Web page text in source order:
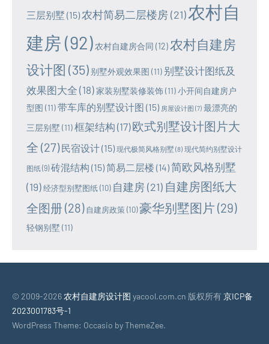
三层别墅 (15)农村简易二层楼房(21)农村自
建房 (92) 农村自建房合同 (12) 农村自建房
设计图 (35) 别墅外观效果图 (11) 别墅设计图纸及
效果图大全 (18)家装别墅装修装饰(11)小开间自建房户
型图 (11)带车库的别墅设计图 (15) 房屋设计图 (7) 最漂亮的
三层别墅 (11)框架结构 (17) 欧式别墅设计图片大
全 (27) 民宿设计(15) 现代极简风格别墅(8) 现代简约别墅设计
图纸 (9) 砖混结构 (15)简易二层楼 (14)简欧风格别墅
(19)经济型别墅图纸(10) 自建房(21) 自建房图纸大
全图册 (28) 自建房政策(10)豪华别墅图片 (29)
轻钢别墅 (11)
© 2009-2026 农村自建房设计图 yacool.com.cn 版权所有京ICP备
2023001783号-1
WordPress Theme: Occasio by ThemeZee.